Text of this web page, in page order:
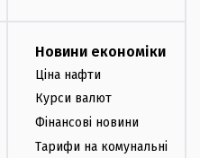
Новини економіки
Ціна нафти
Курси валют
Фінансові новини
Тарифи на комунальні